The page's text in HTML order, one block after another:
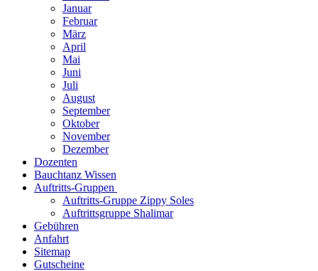
Januar
Februar
März
April
Mai
Juni
Juli
August
September
Oktober
November
Dezember
Dozenten
Bauchtanz Wissen
Auftritts-Gruppen
Auftritts-Gruppe Zippy Soles
Auftrittsgruppe Shalimar
Gebühren
Anfahrt
Sitemap
Gutscheine